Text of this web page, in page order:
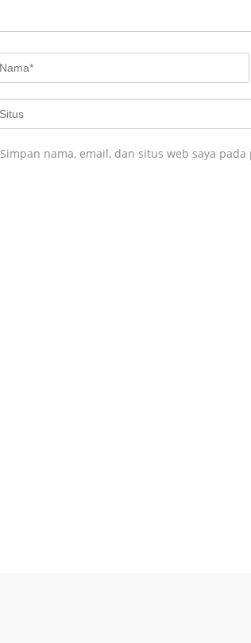
Simpan nama, email, dan situs web saya